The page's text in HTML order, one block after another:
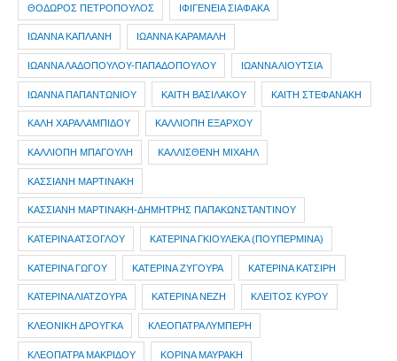
ΘΟΔΩΡΟΣ ΠΕΤΡΟΠΟΥΛΟΣ ΙΦΙΓΕΝΕΙΑ ΣΙΑΦΑΚΑ
ΙΩΑΝΝΑ ΚΑΠΛΑΝΗ ΙΩΑΝΝΑ ΚΑΡΑΜΑΛΗ
ΙΩΑΝΝΑ ΛΑΔΟΠΟΥΛΟΥ-ΠΑΠΑΔΟΠΟΥΛΟΥ ΙΩΑΝΝΑ ΛΙΟΥΤΣΙΑ
ΙΩΑΝΝΑ ΠΑΠΑΝΤΩΝΙΟΥ ΚΑΙΤΗ ΒΑΣΙΛΑΚΟΥ ΚΑΙΤΗ ΣΤΕΦΑΝΑΚΗ
ΚΑΛΗ ΧΑΡΑΛΑΜΠΙΔΟΥ ΚΑΛΛΙΟΠΗ ΕΞΑΡΧΟΥ
ΚΑΛΛΙΟΠΗ ΜΠΑΓΟΥΛΗ ΚΑΛΛΙΣΘΕΝΗ ΜΙΧΑΗΛ
ΚΑΣΣΙΑΝΗ ΜΑΡΤΙΝΑΚΗ
ΚΑΣΣΙΑΝΗ ΜΑΡΤΙΝΑΚΗ-ΔΗΜΗΤΡΗΣ ΠΑΠΑΚΩΝΣΤΑΝΤΙΝΟΥ
ΚΑΤΕΡΙΝΑ ΑΤΣΟΓΛΟΥ ΚΑΤΕΡΙΝΑ ΓΚΙΟΥΛΕΚΑ (ΠΟΥΠΕΡΜΙΝΑ)
ΚΑΤΕΡΙΝΑ ΓΩΓΟΥ ΚΑΤΕΡΙΝΑ ΖΥΓΟΥΡΑ ΚΑΤΕΡΙΝΑ ΚΑΤΣΙΡΗ
ΚΑΤΕΡΙΝΑ ΛΙΑΤΖΟΥΡΑ ΚΑΤΕΡΙΝΑ ΝΕΖΗ ΚΛΕΙΤΟΣ ΚΥΡΟΥ
ΚΛΕΟΝΙΚΗ ΔΡΟΥΓΚΑ ΚΛΕΟΠΑΤΡΑ ΛΥΜΠΕΡΗ
ΚΛΕΟΠΑΤΡΑ ΜΑΚΡΙΔΟΥ ΚΟΡΙΝΑ ΜΑΥΡΑΚΗ